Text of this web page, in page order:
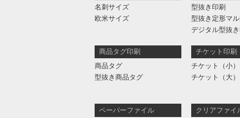
名刺サイズ
欧米サイズ
型抜き印刷
型抜き定形マ
デジタル型抜き
商品タグ印刷
商品タグ
型抜き商品タグ
チケット印刷
チケット（小）
チケット（大）
ペーパーファイル
クリアファイ